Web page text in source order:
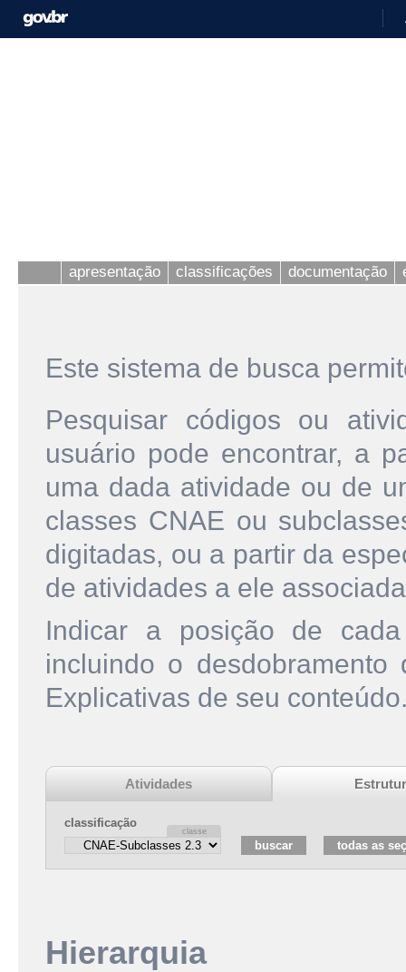
apresentação classificações documentação
Este sistema de busca
Pesquisar códigos ou
usuário pode encontrar, a
uma dada atividade ou de
classes CNAE ou
digitadas, ou a partir da
de atividades a ele
Indicar a posição de
incluindo o
Explicativas de seu
Atividades
classificação
Hierarquia